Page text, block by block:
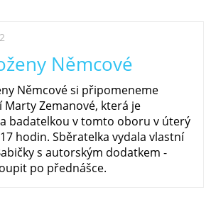
Němcové
Němcové si připomeneme
Zemanové, která je
badatelkou v tomto oboru v úterý
hodin. Sběratelka vydala vlastní
s autorským dodatkem -
po přednášce.